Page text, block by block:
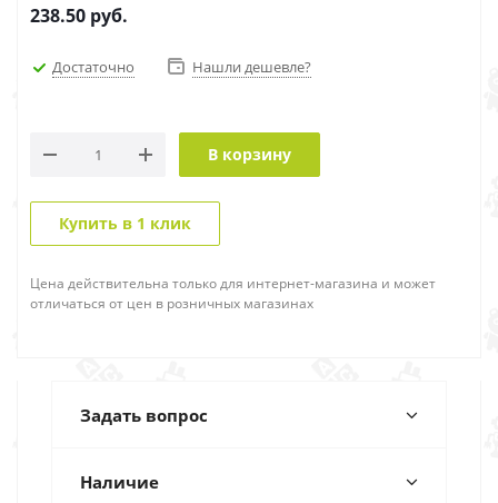
238.50 руб.
Достаточно Нашли дешевле?
В корзину
Купить в 1 клик
Цена действительна только для интернет-магазина и может
отличаться от цен в розничных магазинах
Задать вопрос
Наличие